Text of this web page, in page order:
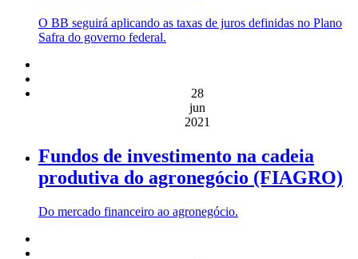
O BB seguirá aplicando as taxas de juros definidas no Plano
Safra do governo federal.
28
jun
2021
Fundos de investimento na cadeia
produtiva do agronegócio (FIAGRO)
Do mercado financeiro ao agronegócio.